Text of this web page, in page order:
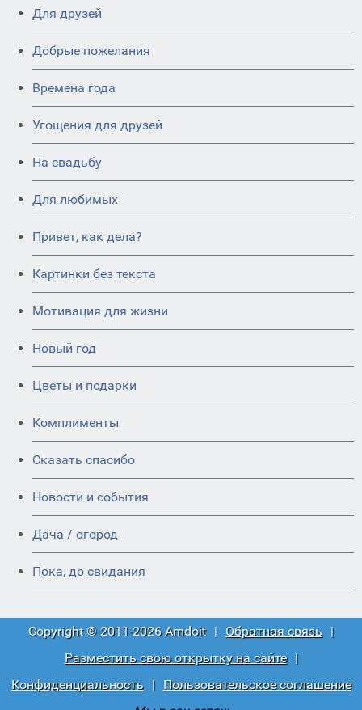
Для друзей
Добрые пожелания
Времена года
Угощения для друзей
На свадьбу
Для любимых
Привет, как дела?
Картинки без текста
Мотивация для жизни
Новый год
Цветы и подарки
Комплименты
Сказать спасибо
Новости и события
Дача / огород
Пока, до свидания
Copyright © 2011-2026 Amdoit | Обратная связь |
Разместить свою открытку на сайте
|
Конфиденциальность
|
Пользовательское соглашение